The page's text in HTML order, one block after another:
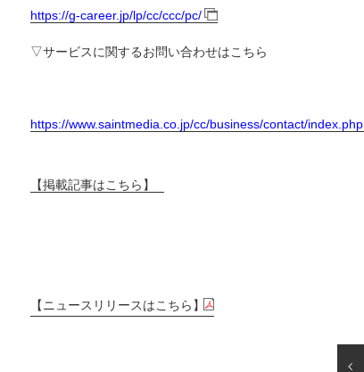
https://g-career.jp/lp/cc/ccc/pc/
▽サービスに関するお問い合わせはこちら
https://www.saintmedia.co.jp/cc/business/contact/index.php
【掲載記事はこちら】
【ニュースリリースはこちら】